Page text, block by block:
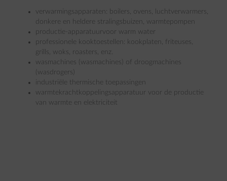
verwarmingsapparaten: boilers, ovens, luchtverwarmers,
donkere en heldere stralingsbuizen, warmtepompen
productie-apparatuurvoor warm water
professionele kooktoestellen: kookplaten, friteuses,
grills, woks, roasters, enz.
wasmachines (wasmachines) of droogmachines
(wasdrogers)
industriële thermische toepassingen
warmtekrachtkoppelingsapparatuur voor de productie
van warmte en elektriciteit